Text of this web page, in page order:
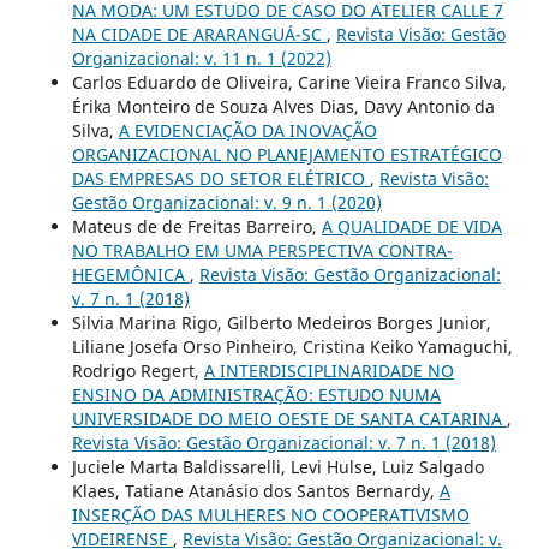
NA MODA: UM ESTUDO DE CASO DO ATELIER CALLE 7
NA CIDADE DE ARARANGUÁ-SC , Revista Visão: Gestão
Organizacional: v. 11 n. 1 (2022)
Carlos Eduardo de Oliveira, Carine Vieira Franco Silva,
Érika Monteiro de Souza Alves Dias, Davy Antonio da
Silva, A EVIDENCIAÇÃO DA INOVAÇÃO
ORGANIZACIONAL NO PLANEJAMENTO ESTRATÉGICO
DAS EMPRESAS DO SETOR ELÉTRICO , Revista Visão:
Gestão Organizacional: v. 9 n. 1 (2020)
Mateus de de Freitas Barreiro, A QUALIDADE DE VIDA
NO TRABALHO EM UMA PERSPECTIVA CONTRA-
HEGEMÔNICA , Revista Visão: Gestão Organizacional:
v. 7 n. 1 (2018)
Silvia Marina Rigo, Gilberto Medeiros Borges Junior,
Liliane Josefa Orso Pinheiro, Cristina Keiko Yamaguchi,
Rodrigo Regert, A INTERDISCIPLINARIDADE NO
ENSINO DA ADMINISTRAÇÃO: ESTUDO NUMA
UNIVERSIDADE DO MEIO OESTE DE SANTA CATARINA ,
Revista Visão: Gestão Organizacional: v. 7 n. 1 (2018)
Juciele Marta Baldissarelli, Levi Hulse, Luiz Salgado
Klaes, Tatiane Atanásio dos Santos Bernardy, A
INSERÇÃO DAS MULHERES NO COOPERATIVISMO
VIDEIRENSE , Revista Visão: Gestão Organizacional: v.